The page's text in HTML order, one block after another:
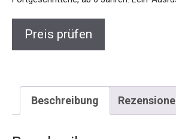
inklusive.
Preis prüfen
Beschreibung